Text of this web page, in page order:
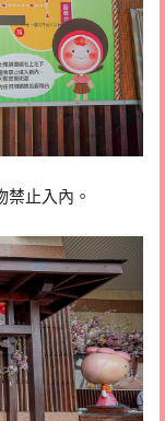
止入內。